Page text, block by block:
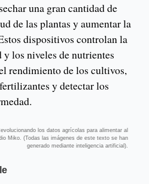
una gran cantidad de
de las plantas y aumentar la
dispositivos controlan la
los niveles de nutrientes
rendimiento de los cultivos,
y detectar los
los datos agrícolas para alimentar al
Miko. (Todas las imágenes de este texto se han
generado mediante inteligencia artificial).